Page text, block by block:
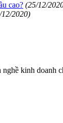
cao? (25/12/
2020)
kinh